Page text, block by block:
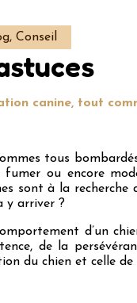
Conseil
canine, tout
tous
ou encore
sont à la
y arriver ?
d’un
de la
du chien et celle de